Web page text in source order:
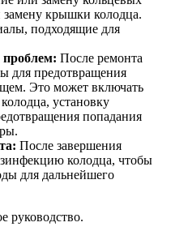
замену крышки колодца.
подходящие для
После ремонта
для предотвращения
Это может включать
установку
попадания
После завершения
колодца, чтобы
для дальнейшего